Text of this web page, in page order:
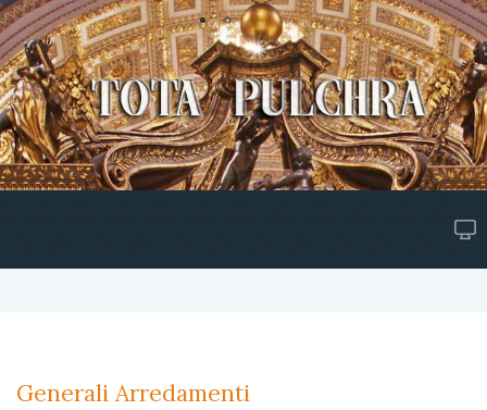
Generali Arredamenti